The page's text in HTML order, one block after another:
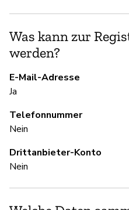
Was kann zur
werden?
E-Mail-Adresse
Ja
Telefonnummer
Nein
Drittanbieter-Konto
Nein